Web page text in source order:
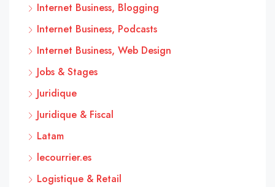
Internet Business, Blogging
Internet Business, Podcasts
Internet Business, Web Design
Jobs & Stages
Juridique
Juridique & Fiscal
Latam
lecourrier.es
Logistique & Retail